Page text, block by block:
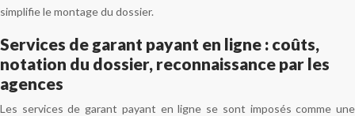
simplifie le montage du dossier.
Services de garant payant en ligne : coûts,
notation du dossier, reconnaissance par les
agences
Les services de garant payant en ligne se sont imposés comme une